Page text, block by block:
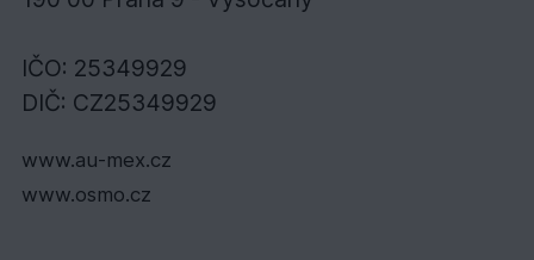
IČO: 25349929
DIČ: CZ25349929
www.au-mex.cz
www.osmo.cz